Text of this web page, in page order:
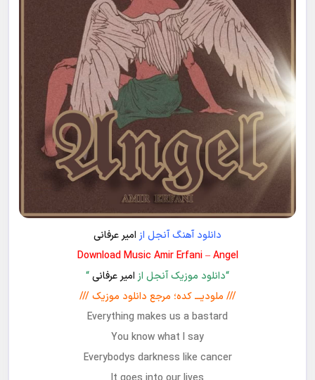
دانلود آهنگ آنجل از امیر عرفانی
Download Music Amir Erfani – Angel
“دانلود موزیک آنجل از امیر عرفانی“
/// ملودیـــ کده؛ مرجع دانلود موزیک ///
Everything makes us a bastard
You know what I say
Everybodys darkness like cancer